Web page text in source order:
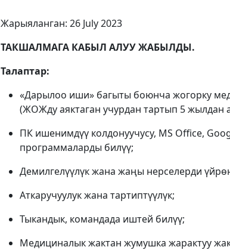
Жарыяланган: 26 July 2023
ТАКШАЛМАГА КАБЫЛ АЛУУ ЖАБЫЛДЫ.
Талаптар:
«Дарылоо иши» багыты боюнча жогорку
(ЖОЖду аяктаган учурдан тартып 5 жылдан
ПК ишенимдүү колдонуучусу, MS Office,
программаларды билүү;
Демилгелүүлүк жана жаңы нерселерди
Аткаручуулук жана тартиптүүлүк;
Тыкандык, командада иштей билүү;
Медициналык жактан жумушка жарактуу